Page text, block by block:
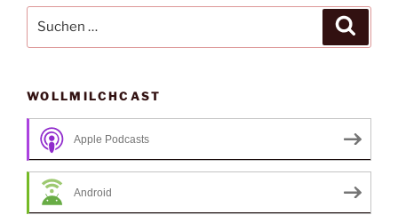
nach:
WOLLMILCHCAST
Apple Podcasts
Android